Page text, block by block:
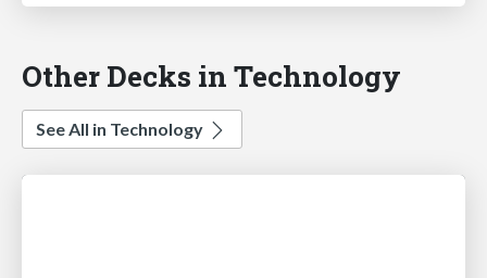
Other Decks in Technology
See All in Technology